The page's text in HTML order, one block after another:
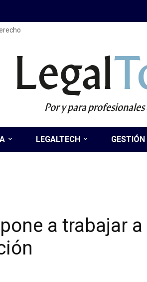
Legal
Por y para
LEGALTECH
a trabajar